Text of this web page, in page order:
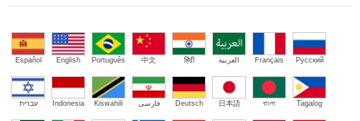
Español English Português 中文 हिंदी العربية Français Русский
עברית Indonesia Kiswahili فارسی Deutsch 日本語 বাংলা Tagalog